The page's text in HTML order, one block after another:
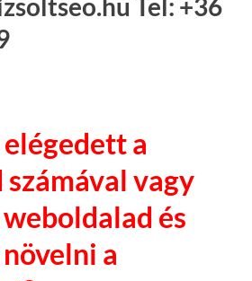
Tel: +36
a
vagy
és
a